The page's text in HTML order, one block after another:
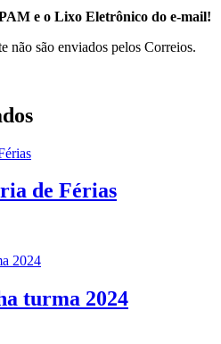
e o Lixo Eletrônico do e-mail!
não são enviados pelos Correios.
de Férias
turma 2024